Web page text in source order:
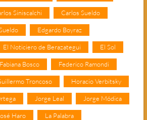
Siniscalchi Carlos Sueldo
Edgardo Boyraz
El Noticiero de Berazategui El Sol
Fabiana Bosco Federico Ramondi
Troncoso Horacio Verbitsky
Jorge Leal Jorge Módica
Haro La Palabra